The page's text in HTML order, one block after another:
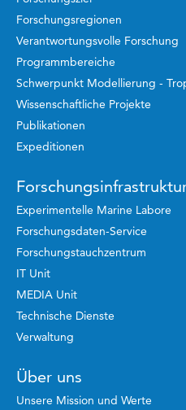
Forschungsregionen
Verantwortungsvolle Forschung
Programmbereiche
Schwerpunkt Modellierung -
Wissenschaftliche Projekte
Publikationen
Expeditionen
Experimentelle Marine Labore
Forschungsdaten-Service
Forschungstauchzentrum
IT Unit
MEDIA Unit
Technische Dienste
Verwaltung
Über uns
Unsere Mission und Werte